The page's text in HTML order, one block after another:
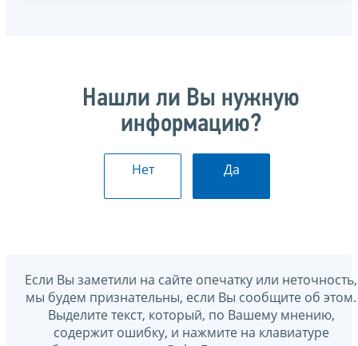
Нашли ли Вы нужную
информацию?
Нет Да
Если Вы заметили на сайте опечатку или неточность,
мы будем признательны, если Вы сообщите об этом.
Выделите текст, который, по Вашему мнению,
содержит ошибку, и нажмите на клавиатуре